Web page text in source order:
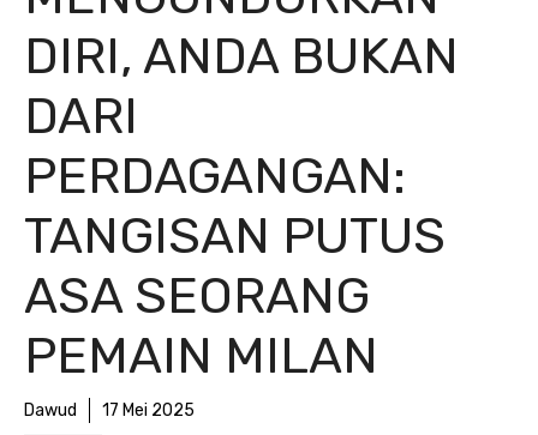
DIRI, ANDA BUKAN
DARI
PERDAGANGAN:
TANGISAN PUTUS
ASA SEORANG
PEMAIN MILAN
Dawud 17 Mei 2025